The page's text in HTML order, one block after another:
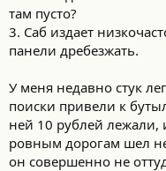
там пусто?
3. Саб издает
панели дребезжать.
У меня недавно стук
поиски привели к
ней 10 рублей лежали,
ровным дорогам шел
он совершенно не